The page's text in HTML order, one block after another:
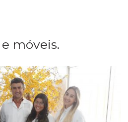
móveis.